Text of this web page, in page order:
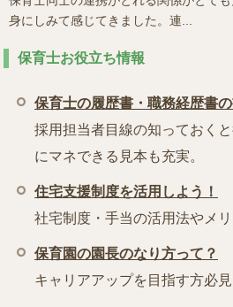
身にしみて感じてきました。連...
保育士お役立ち情報
保育士の履歴書・職務経歴書
採用担当者目線の知っておく
にマネできる見本も充実。
住宅支援制度を活用しよう！
社宅制度・手当の活用法やメリ
保育園の園長のなり方って？
キャリアアップを目指す方必見